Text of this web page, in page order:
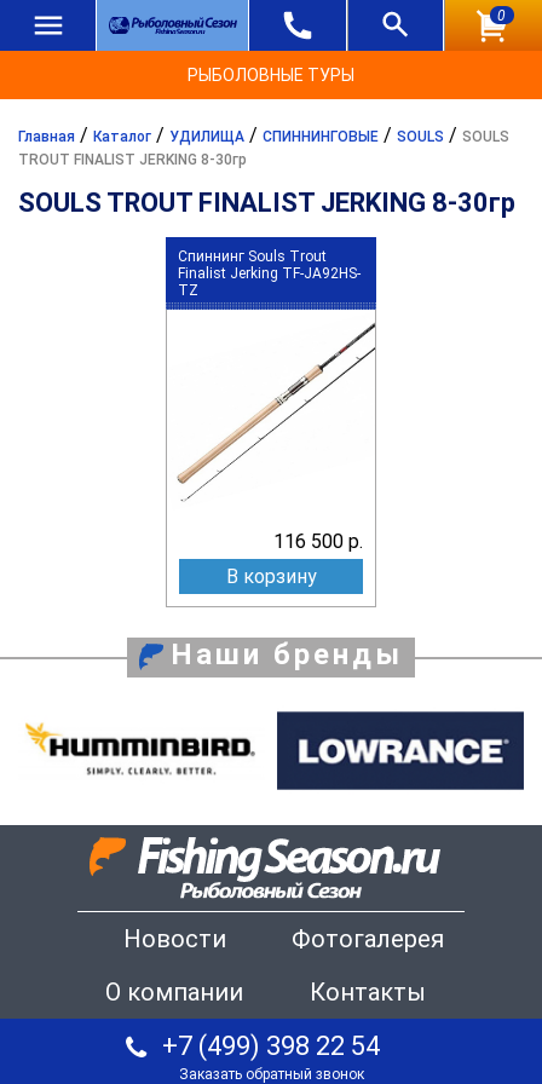
0
РЫБОЛОВНЫЕ ТУРЫ
Главная / Каталог / УДИЛИЩА / СПИННИНГОВЫЕ / SOULS / SOULS
TROUT FINALIST JERKING 8-30гр
SOULS TROUT FINALIST JERKING 8-30гр
Спиннинг Souls Trout
Finalist Jerking TF-JA92HS-
TZ
116 500 р.
В корзину
Наши бренды
Новости
Фотогалерея
О компании
Контакты
+7 (499) 398 22 54
Заказать обратный звонок